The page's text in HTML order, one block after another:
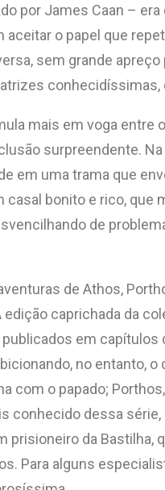
por James Caan –
o papel que
sem grande
conhecidíssimas,
mais em voga entre
surpreendente.
em uma trama que
bonito e rico,
de
de Athos,
edição caprichada da
em capítulos
no entanto, o
com o papado;
dessa
da
Para alguns